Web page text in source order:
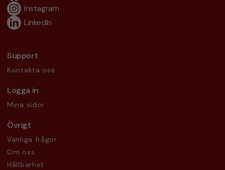
Instagram
LinkedIn
Support
Kontakta oss
Logga in
Mina sidor
Övrigt
Vanliga frågor
Om oss
Hållbarhet